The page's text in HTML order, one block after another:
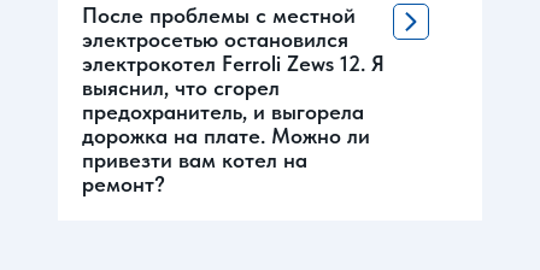
После проблемы с местной
электросетью остановился
электрокотел Ferroli Zews 12. Я
выяснил, что сгорел
предохранитель, и выгорела
дорожка на плате. Можно ли
привезти вам котел на
ремонт?